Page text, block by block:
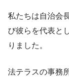
私たちは自治会
び彼らを代表と
りました。
法テラスの事務